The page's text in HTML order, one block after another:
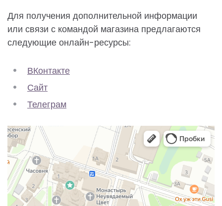
Для получения дополнительной информации
или связи с командой магазина предлагаются
следующие онлайн-ресурсы:
ВКонтакте
Сайт
Телеграм